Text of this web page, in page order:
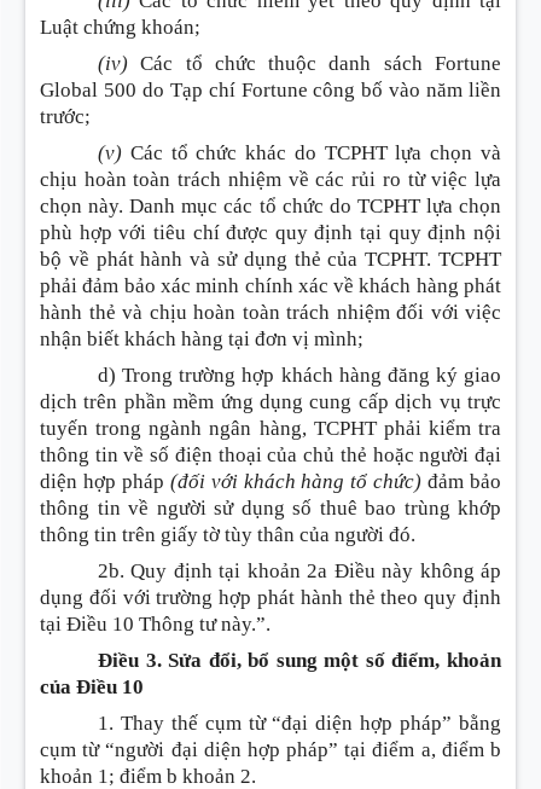
Luật chứng khoán;
(iv) Các tổ chức thuộc danh sách Fortune
Global 500 do Tạp chí Fortune công bố vào năm liền
trước;
(v) Các tổ chức khác do TCPHT lựa chọn và
chịu hoàn toàn trách nhiệm về các rủi ro từ việc lựa
chọn này. Danh mục các tổ chức do TCPHT lựa chọn
phù hợp với tiêu chí được quy định tại quy định nội
bộ về phát hành và sử dụng thẻ của TCPHT. TCPHT
phải đảm bảo xác minh chính xác về khách hàng phát
hành thẻ và chịu hoàn toàn trách nhiệm đối với việc
nhận biết khách hàng tại đơn vị mình;
d) Trong trường hợp khách hàng đăng ký giao
dịch trên phần mềm ứng dụng cung cấp dịch vụ trực
tuyến trong ngành ngân hàng, TCPHT phải kiểm tra
thông tin về số điện thoại của chủ thẻ hoặc người đại
diện hợp pháp (đối với khách hàng tổ chức) đảm bảo
thông tin về người sử dụng số thuê bao trùng khớp
thông tin trên giấy tờ tùy thân của người đó.
2b. Quy định tại khoản 2a Điều này không áp
dụng đối với trường hợp phát hành thẻ theo quy định
tại Điều 10 Thông tư này.”.
Điều 3. Sửa đổi, bổ sung một số điểm, khoản
của Điều 10
1. Thay thế cụm từ “đại diện hợp pháp” bằng
cụm từ “người đại diện hợp pháp” tại điểm a, điểm b
khoản 1; điểm b khoản 2.